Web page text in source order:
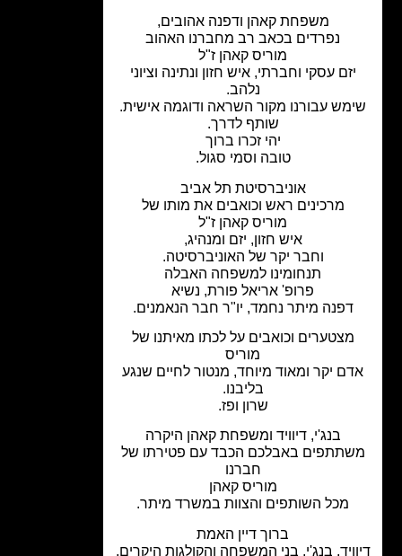
משפחת קאהן ודפנה אהובים,
נפרדים בכאב רב מחברנו האהוב
מוריס קאהן ז"ל
יזם עסקי וחברתי, איש חזון ונתינה וציוני
עבורנו מקור השראה ודוגמה אישית.
שותף לדרך.
יהי זכרו ברוך
טובה וסמי סגול.
אוניברסיטת תל אביב
מרכינים ראש וכואבים את מותו של
מוריס קאהן ז"ל
איש חזון, יזם ומנהיג,
וחבר יקר של האוניברסיטה.
תנחומינו למשפחה האבלה
פרופ' אריאל פורת, נשיא
דפנה מיתר נחמד, יו"ר חבר הנאמנים.
מצטערים וכואבים על לכתו מאיתנו של
יקר ומאוד מיוחד, מנטור לחיים שנגע
שרון ופז.
בנג'י, דיוויד ומשפחת קאהן היקרה
באבלכם הכבד עם פטירתו של
מוריס קאהן
מכל השותפים והצוות במשרד מיתר.
ברוך דיין האמת
בנג'י, בני המשפחה והקולגות היקרים,